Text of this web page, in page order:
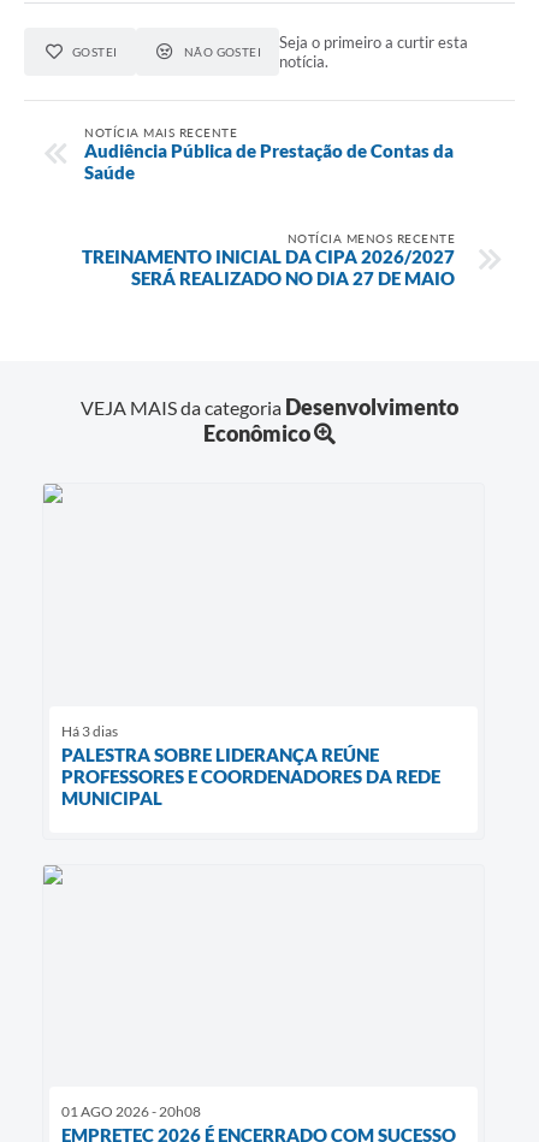
GOSTEI NÃO GOSTEI
Seja o primeiro a curtir esta
notícia.
NOTÍCIA MAIS RECENTE
Audiência Pública de Prestação de Contas da
Saúde
NOTÍCIA MENOS RECENTE
TREINAMENTO INICIAL DA CIPA 2026/2027
SERÁ REALIZADO NO DIA 27 DE MAIO
VEJA MAIS da categoria Desenvolvimento
Econômico
Há 3 dias
PALESTRA SOBRE LIDERANÇA REÚNE
PROFESSORES E COORDENADORES DA REDE
MUNICIPAL
01 AGO 2026 - 20h08
EMPRETEC 2026 É ENCERRADO COM SUCESSO